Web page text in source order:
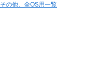
その他、全OS用一覧